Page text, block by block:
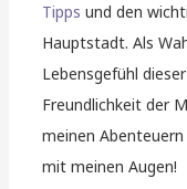
Tipps und den
Hauptstadt. Als
Lebensgefühl
Freundlichkeit der
meinen
mit meinen Augen!